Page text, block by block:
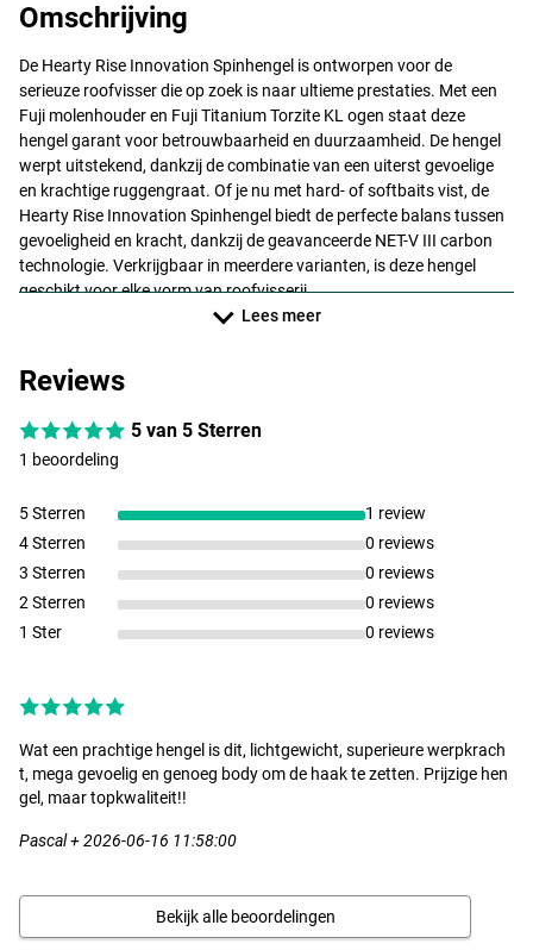
Omschrijving
De Hearty Rise Innovation Spinhengel is ontworpen voor de
serieuze roofvisser die op zoek is naar ultieme prestaties. Met een
Fuji molenhouder en Fuji Titanium Torzite KL ogen staat deze
hengel garant voor betrouwbaarheid en duurzaamheid. De hengel
werpt uitstekend, dankzij de combinatie van een uiterst gevoelige
en krachtige ruggengraat. Of je nu met hard- of softbaits vist, de
Hearty Rise Innovation Spinhengel biedt de perfecte balans tussen
gevoeligheid en kracht, dankzij de geavanceerde NET-V III carbon
technologie. Verkrijgbaar in meerdere varianten, is deze hengel
geschikt voor elke vorm van roofvisserij.
Hearty Rise Innovation 2.53m (8-32g)
- Gewicht: 115g
- Aantal delen: 2
- Transportlengte: 130cm
Hearty Rise Innovation 2.53m (10-45g)
- Lengte: 2.53m
- Gewicht: 121g
- Aantal delen: 2
Hearty Rise Innovation 2.53m (5-21g)
- Lengte: 2.53m
- Gewicht: 109g
- Aantal delen: 2
- Transportlengte: 130cm
- Gewicht: 113g
Lees meer
Reviews
5 van 5 Sterren
1 beoordeling
5 Sterren
1 review
4 Sterren
0 reviews
3 Sterren
0 reviews
2 Sterren
0 reviews
1 Ster
0 reviews
Wat een prachtige hengel is dit, lichtgewicht, superieure werpkrach
t, mega gevoelig en genoeg body om de haak te zetten. Prijzige hen
gel, maar topkwaliteit!!
Pascal + 2026-06-16 11:58:00
Bekijk alle beoordelingen